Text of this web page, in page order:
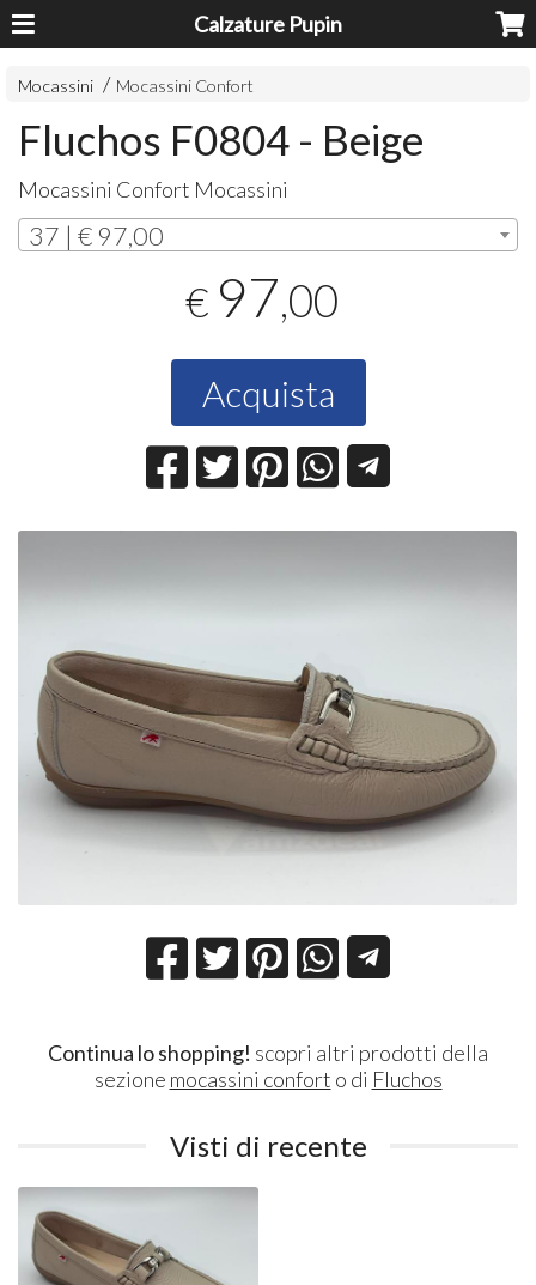
Calzature Pupin
Mocassini Mocassini Confort
Fluchos F0804 - Beige
Mocassini Confort Mocassini
37 | € 97,00
€ 97,00
Acquista
Continua lo shopping! scopri altri prodotti della
sezione mocassini confort o di Fluchos
Visti di recente